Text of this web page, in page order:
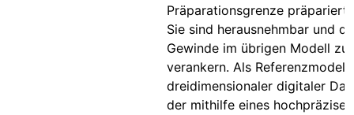
Präparationsgrenze präpariert
Sie sind herausnehmbar und
Gewinde im übrigen Modell zu
verankern. Als Referenzmodell
dreidimensionaler digitaler
der mithilfe eines